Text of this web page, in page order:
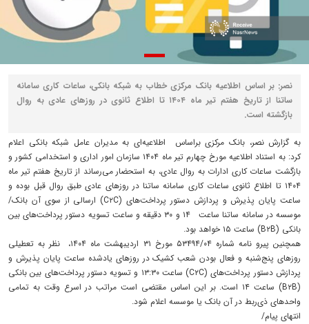
نصر: بر اساس اطلاعیه‌ بانک مرکزی خطاب به شبکه بانکی، ساعات کاری سامانه
ساتنا از تاریخ هفتم تیر ماه ۱۴۰۴ تا اطلاع ثانوی در روزهای عادی به روال
بازگشته است.
به گزارش نصر، بانک مرکزی براساس اطلاعیه‌ای به مدیران عامل شبکه بانکی اعلام
کرد: به استناد اطلاعیه مورخ چهارم تیر ماه ۱۴۰۴ سازمان امور اداری و استخدامی کشور و
بازگشت ساعات کاری ادارات به روال عادی، به استحضار می‌رساند از تاریخ هفتم تیر ماه
۱۴۰۴ تا اطلاع ثانوی ساعات کاری سامانه ساتنا در روزهای عادی طبق روال قبل بوده و
ساعت پایان پذیرش و پردازش دستور پرداخت‌های (C۲C) ارسالی از سوی آن بانک‌/
موسسه در سامانه ساتنا ساعت ۱۴ و ۳۰ دقیقه و ساعت تسویه دستور پرداخت‌های بین
بانکی (B۲B) ساعت ۱۵ خواهد بود.
همچنین پیرو نامه شماره ۵۳۴۹۴‌/۰۴ مورخ ۳۱ اردیبهشت ماه ۱۴۰۴، نظر به تعطیلی
روزهای پنج‌شنبه و فعال بودن شعب کشیک در روزهای یادشده ساعت پایان پذیرش و
پردازش دستور پرداخت‌های (C۲C) ساعت ۱۳:۳۰ و تسویه دستور پرداخت‌های بین بانکی
(B۲B) ساعت ۱۴ است. بر این اساس مقتضی است مراتب در اسرع وقت به تمامی
واحدهای ذی‌ربط در آن بانک‌ یا موسسه اعلام شود.
انتهای پیام/